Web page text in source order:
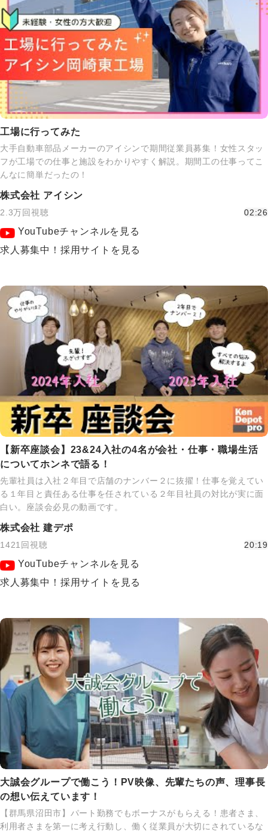
工場に行ってみた
大手自動車部品メーカーのアイシンで期間従業員募集！女性スタッ
フが工場での仕事と施設をわかりやすく解説。期間工の仕事ってこ
んなに簡単だったの！
株式会社 アイシン
2.3万回視聴 02:26
YouTubeチャンネルを見る
求人募集中！採用サイトを見る
【新卒座談会】23&24入社の4名が会社・仕事・職場生活
についてホンネで語る！
先輩社員は入社２年目で店舗のナンバー２に抜擢！仕事を覚えてい
る１年目と責任ある仕事を任されている２年目社員の対比が実に面
白い。座談会必見の動画です。
株式会社 建デポ
1421回視聴 20:19
YouTubeチャンネルを見る
求人募集中！採用サイトを見る
大誠会グループで働こう！PV映像、先輩たちの声、理事長
の想い伝えています！
【群馬県沼田市】パート勤務でもボーナスがもらえる！患者さま、
利用者さまを第一に考え行動し、働く従業員が大切にされているな